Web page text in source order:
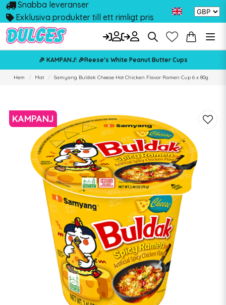
Snabba leveranser
Exklusiva produkter till ett rimligt pris
🎉 KAMPANJ! 🎉Reese's White Peanut Butter Cups
Hem Mat Samyang Buldak Cheese Hot Chicken Flavor Ramen Cup 6 x 80g
KAMPANJ